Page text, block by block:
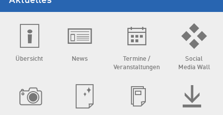
Übersicht News
Termine /
Veranstaltungen
Social
Media Wall